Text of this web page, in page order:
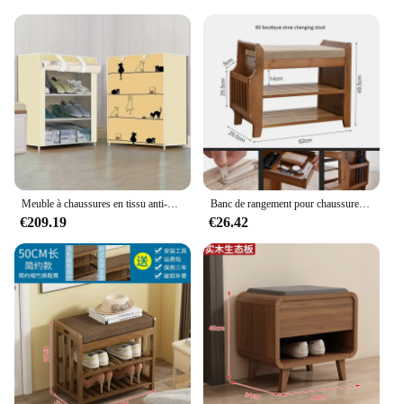
Performance and Property: Sturdy construction
ensures stability and longevity
Parts and Accessories: Includes shoe racks and
supports for optimal storage
Shape or Size or Weight or Quantity: Spacious,
accommodating a variety of shoe sizes
|Wholesale|Vendors|
**Elegant and Functional Storage Solution**
The Armoire de rangement chaussures is a
testament to the fusion of elegance and
functionality. This meticulously crafted piece is not
just a storage solution but a statement of style. Its
modern design with a classic touch makes it a
versatile addition to any room, whether it's a
bedroom, closet, or entryway. The high-quality
MDF construction with a durable laminate finish
ensures that the armoire withstands the test of time,
€209.19
Banc de rangement pour chaussures T1 avec siège à coussin double couche, tabouret à chaussures, hôtel de salon, rangement d'entrée, meubles de couloir
€26.42